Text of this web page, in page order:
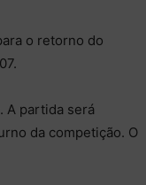
o retorno do
A partida será
da competição. O